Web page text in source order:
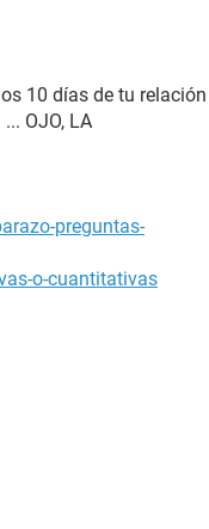
10 días de tu relación
OJO, LA
preguntas-
o-cuantitativas